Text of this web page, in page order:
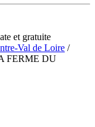
et gratuite
Val de Loire /
FERME DU